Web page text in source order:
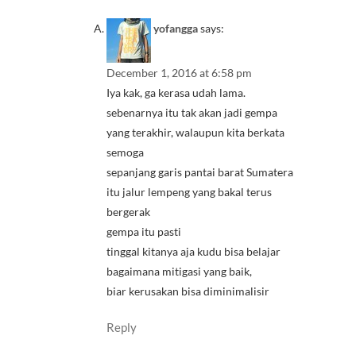
yofanggasays:
December 1, 2016 at 6:58 pm
Iya kak, ga kerasa udah lama.
sebenarnya itu tak akan jadi gempa
yang terakhir, walaupun kita berkata
semoga
sepanjang garis pantai barat Sumatera
itu jalur lempeng yang bakal terus
bergerak
gempa itu pasti
tinggal kitanya aja kudu bisa belajar
bagaimana mitigasi yang baik,
biar kerusakan bisa diminimalisir
Reply